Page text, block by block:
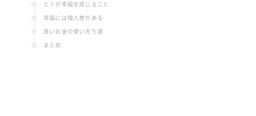
ヒトが幸福を感じること
幸福には個人差がある
良いお金の使い方５選
まとめ